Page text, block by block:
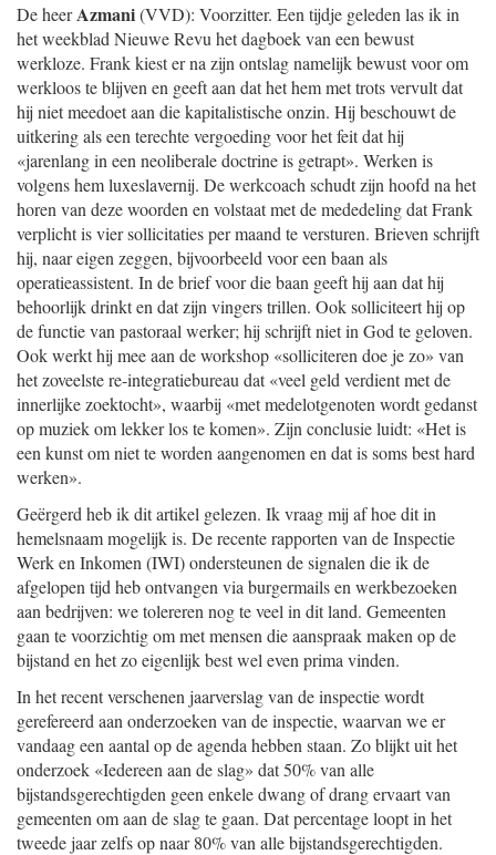
De heerAzmani(VVD): Voorzitter. Een tijdje geleden las ik in
het weekblad Nieuwe Revu het dagboek van een bewust
werkloze. Frank kiest er na zijn ontslag namelijk bewust voor om
werkloos te blijven en geeft aan dat het hem met trots vervult dat
hij niet meedoet aan die kapitalistische onzin. Hij beschouwt de
uitkering als een terechte vergoeding voor het feit dat hij
«jarenlang in een neoliberale doctrine is getrapt». Werken is
volgens hem luxeslavernij. De werkcoach schudt zijn hoofd na het
horen van deze woorden en volstaat met de mededeling dat Frank
verplicht is vier sollicitaties per maand te versturen. Brieven schrijft
hij, naar eigen zeggen, bijvoorbeeld voor een baan als
operatieassistent. In de brief voor die baan geeft hij aan dat hij
behoorlijk drinkt en dat zijn vingers trillen. Ook solliciteert hij op
de functie van pastoraal werker; hij schrijft niet in God te geloven.
Ook werkt hij mee aan de workshop «solliciteren doe je zo» van
het zoveelste re-integratiebureau dat «veel geld verdient met de
innerlijke zoektocht», waarbij «met medelotgenoten wordt gedanst
op muziek om lekker los te komen». Zijn conclusie luidt: «Het is
een kunst om niet te worden aangenomen en dat is soms best hard
werken».
Geërgerd heb ik dit artikel gelezen. Ik vraag mij af hoe dit in
hemelsnaam mogelijk is. De recente rapporten van de Inspectie
Werk en Inkomen (IWI) ondersteunen de signalen die ik de
afgelopen tijd heb ontvangen via burgermails en werkbezoeken
aan bedrijven: we tolereren nog te veel in dit land. Gemeenten
gaan te voorzichtig om met mensen die aanspraak maken op de
bijstand en het zo eigenlijk best wel even prima vinden.
In het recent verschenen jaarverslag van de inspectie wordt
gerefereerd aan onderzoeken van de inspectie, waarvan we er
vandaag een aantal op de agenda hebben staan. Zo blijkt uit het
onderzoek «Iedereen aan de slag» dat 50% van alle
bijstandsgerechtigden geen enkele dwang of drang ervaart van
gemeenten om aan de slag te gaan. Dat percentage loopt in het
tweede jaar zelfs op naar 80% van alle bijstandsgerechtigden.